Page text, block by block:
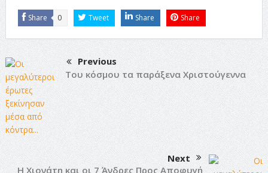
Share 0 Tweet Share Share
Previous
Του κόσμου τα παράξενα Χριστούγεννα
Next
Η Χιονάτη και οι 7 Άνδρες Προς Αποφυγή